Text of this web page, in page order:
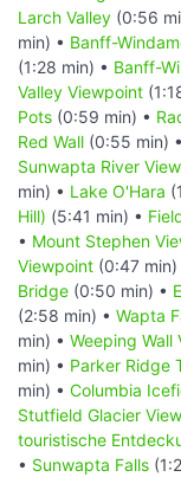
Larch Valley (0:56
min) • Banff-
(1:28 min) • Banff-
Valley Viewpoint
Pots (0:59 min) •
Red Wall (0:55 min) •
Sunwapta River
min) • Lake O'Hara
Hill) (5:41 min) •
• Mount Stephen
Viewpoint (0:47 min)
Bridge (0:50 min) •
(2:58 min) • Wapta
min) • Weeping Wall
min) • Parker Ridge
min) • Columbia
Stutfield Glacier
touristische
• Sunwapta Falls